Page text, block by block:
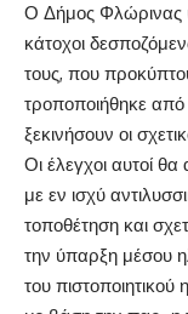
Ο Δήμος Φλώρινας
κάτοχοι
τους, που
τροποποιήθηκε
ξεκινήσουν οι
Οι έλεγχοι αυτοί
με εν ισχύ
τοποθέτηση και
την ύπαρξη μέσου
του πιστοποιητικού